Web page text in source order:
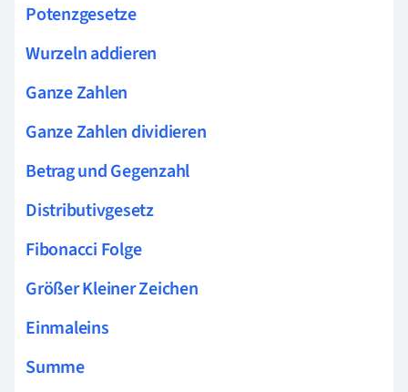
Potenzgesetze
Wurzeln addieren
Ganze Zahlen
Ganze Zahlen dividieren
Betrag und Gegenzahl
Distributivgesetz
Fibonacci Folge
Größer Kleiner Zeichen
Einmaleins
Summe